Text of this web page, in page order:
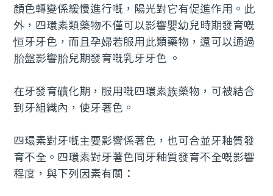
顏色轉變係緩慢進行嘅，陽光對它有促進作用。此
外，四環素類藥物不僅可以影響嬰幼兒時期發育嘅
恒牙牙色，而且孕婦若服用此類藥物，還可以通過
胎盤影響胎兒期發育嘅乳牙牙色 。
在牙發育礦化期，服用嘅四環素族藥物，可被結合
到牙組織內，使牙著色。
四環素對牙嘅主要影響係著色，也可合並牙釉質發
育不全。四環素對牙著色同牙釉質發育不全嘅影響
程度，與下列因素有關：